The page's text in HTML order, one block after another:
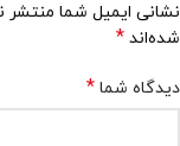
نشانی ایمیل شما منتشر
شده‌اند *
دیدگاه شما *